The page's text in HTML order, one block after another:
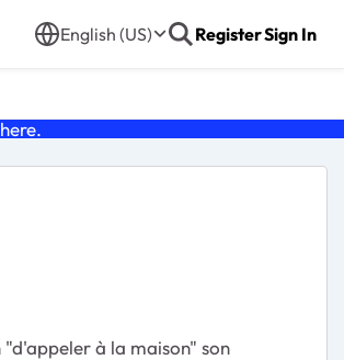
English (US) RegisterSign In
here.
à la maison" son